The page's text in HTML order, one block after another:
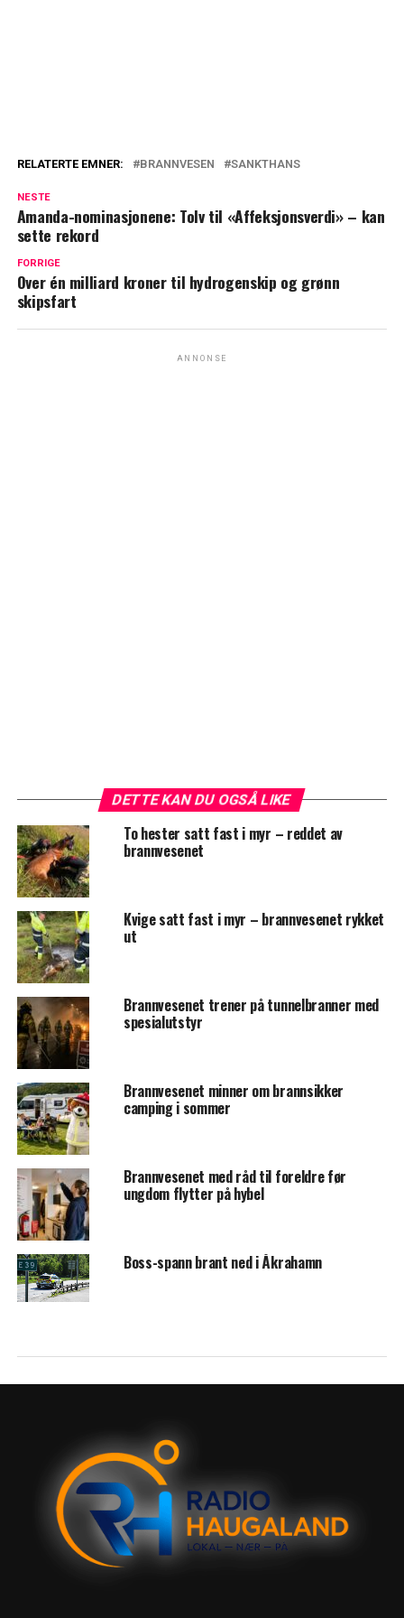
RELATERTE EMNER: BRANNVESEN SANKTHANS
NESTE
Amanda-nominasjonene: Tolv til «Affeksjonsverdi» – kan
sette rekord
FORRIGE
Over én milliard kroner til hydrogenskip og grønn
skipsfart
ANNONSE
DETTE KAN DU OGSÅ LIKE
To hester satt fast i myr – reddet av
brannvesenet
Kvige satt fast i myr – brannvesenet rykket
ut
Brannvesenet trener på tunnelbranner med
spesialutstyr
Brannvesenet minner om brannsikker
camping i sommer
Brannvesenet med råd til foreldre før
ungdom flytter på hybel
Boss-spann brant ned i Åkrahamn